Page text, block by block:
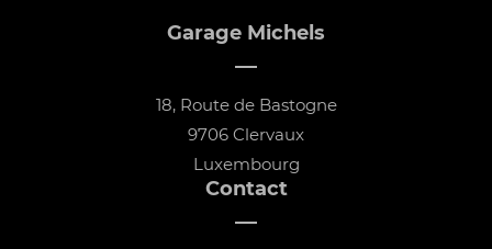
Garage Michels
18, Route de Bastogne
9706 Clervaux
Luxembourg
Contact